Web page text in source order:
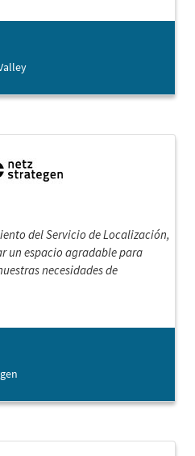
del Servicio de Localización,
un espacio agradable para
necesidades de